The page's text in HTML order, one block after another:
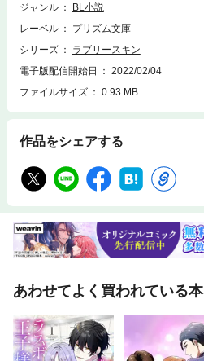
ジャンル
BL小説
レーベル
プリズム文庫
シリーズ
ラブリースキン
電子版配信開始日
2022/02/04
ファイルサイズ
0.93 MB
作品をシェアする
あわせてよく買われている本